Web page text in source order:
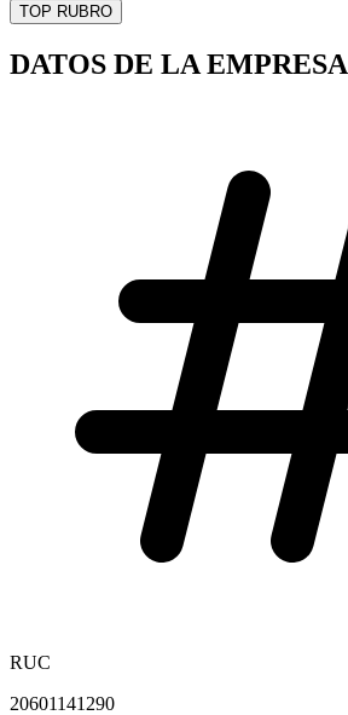
TOP RUBRO
DATOS DE LA EMPRESA
RUC
20601141290